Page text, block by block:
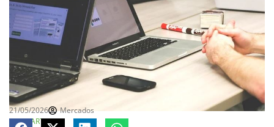
21/05/2026
Mercados
COMPARTE